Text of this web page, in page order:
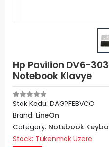
Hp Pavilion DV6-
Notebook Klavye
Stok Kodu: DAGPFEBVCO
Brand: LineOn
Category: Notebook
Stock: Tükenmek Üzere